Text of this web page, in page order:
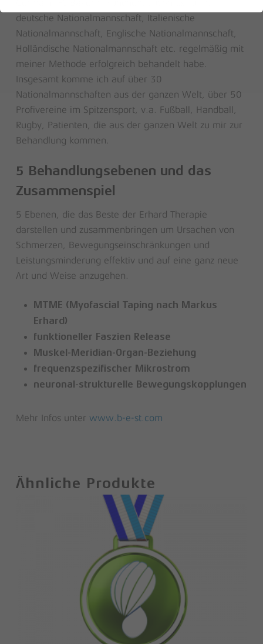
deutsche Nationalmannschaft, Italienische
Nationalmannschaft, Englische Nationalmannschaft,
Holländische Nationalmannschaft etc. regelmäßig mit
meiner Methode erfolgreich behandelt habe.
Insgesamt komme ich auf über 30
Nationalmannschaften aus der ganzen Welt, über 50
Profivereine im Spitzensport, v.a. Fußball, Handball,
Rugby, Patienten, die aus der ganzen Welt zu mir zur
Behandlung kommen.
5 Behandlungsebenen und das
Zusammenspiel
5 Ebenen, die das Beste der Erhard Therapie
darstellen und zusammenbringen um Ursachen von
Schmerzen, Bewegungseinschränkungen und
Leistungsminderung effektiv und auf eine ganz neue
Art und Weise anzugehen.
MTME (Myofascial Taping nach Markus
Erhard)
funktioneller Faszien Release
Muskel-Meridian-Organ-Beziehung
frequenzspezifischer Mikrostrom
neuronal-strukturelle Bewegungskopplungen
Mehr Infos unter www.b-e-st.com
Ähnliche Produkte